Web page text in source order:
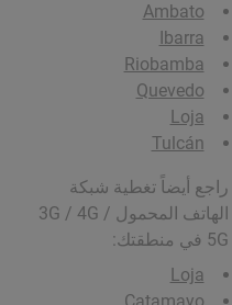
Ambato
Ibarra
Riobamba
Quevedo
Loja
Tulcán
راجع أيضاً تغطية شبكة
الهاتف المحمول 3G / 4G /
5G في منطقتك:
Loja